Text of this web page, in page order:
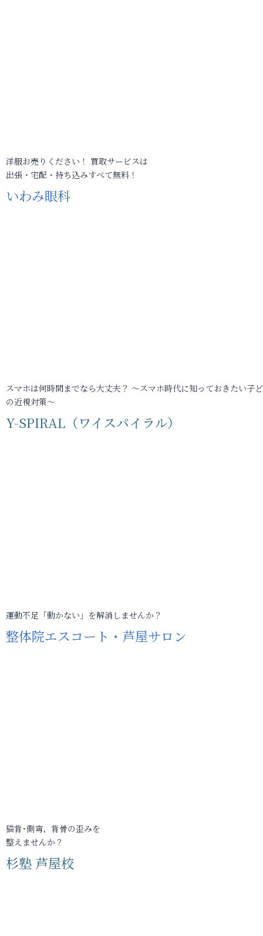
洋服お売りください！ 買取サービスは
出張・宅配・持ち込みすべて無料！
いわみ眼科
スマホは何時間までなら大丈夫？ ～スマホ時代に知っておきたい子
の近視対策～
Y-SPIRAL（ワイスパイラル）
運動不足「動かない」を解消しませんか？
整体院エスコート・芦屋サロン
猫背･側弯、背骨の歪みを
整えませんか？
杉塾 芦屋校